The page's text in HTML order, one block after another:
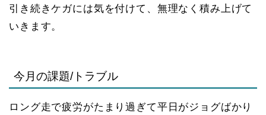
引き続きケガには気を付けて、無理なく積み上げて
いきます。
今月の課題/トラブル
ロング走で疲労がたまり過ぎて平日がジョグばかり